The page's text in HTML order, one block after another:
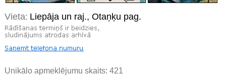
Vieta: Liepāja un raj., Otaņķu pag.
Unikālo apmeklējumu skaits: 421